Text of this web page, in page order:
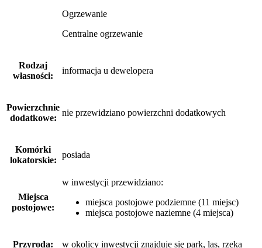
Ogrzewanie
Centralne ogrzewanie
Rodzaj
własności:
informacja u dewelopera
Powierzchnie
dodatkowe:
nie przewidziano powierzchni dodatkowych
Komórki
lokatorskie:
posiada
Miejsca
postojowe:
w inwestycji przewidziano:
miejsca postojowe podziemne (11 miejsc)
miejsca postojowe naziemne (4 miejsca)
Przyroda: w okolicy inwestycji znajduje się park, las, rzeka